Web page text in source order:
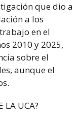
que dio a
a los
en el
2010 y 2025,
sobre el
aunque el
LA UCA?